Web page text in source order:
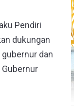
Pendiri
dukungan
dan